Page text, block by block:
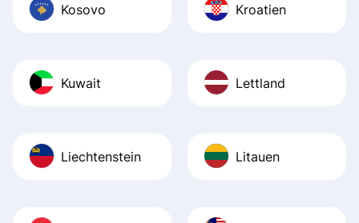
Kosovo Kroatien
Kuwait Lettland
Liechtenstein Litauen